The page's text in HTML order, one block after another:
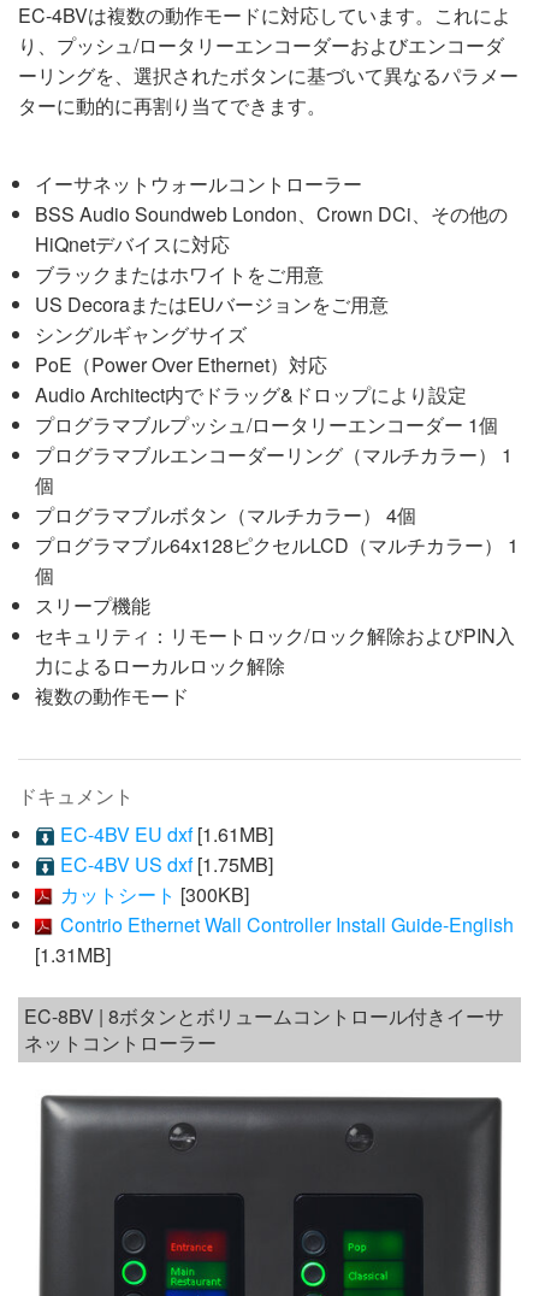
EC-4BVは複数の動作モードに対応しています。これによ
り、プッシュ/ロータリーエンコーダーおよびエンコーダ
ーリングを、選択されたボタンに基づいて異なるパラメー
ターに動的に再割り当てできます。
イーサネットウォールコントローラー
BSS Audio Soundweb London、Crown DCi、その他の
HiQnetデバイスに対応
ブラックまたはホワイトをご用意
US DecoraまたはEUバージョンをご用意
シングルギャングサイズ
PoE（Power Over Ethernet）対応
Audio Architect内でドラッグ&ドロップにより設定
プログラマブルプッシュ/ロータリーエンコーダー 1個
プログラマブルエンコーダーリング（マルチカラー） 1
個
プログラマブルボタン（マルチカラー） 4個
プログラマブル64x128ピクセルLCD（マルチカラー） 1
個
スリープ機能
セキュリティ：リモートロック/ロック解除およびPIN入
力によるローカルロック解除
複数の動作モード
ドキュメント
EC-4BV EU dxf[1.61MB]
EC-4BV US dxf[1.75MB]
カットシート [300KB]
Contrio Ethernet Wall Controller Install Guide-English
[1.31MB]
EC-8BV | 8ボタンとボリュームコントロール付きイーサ
ネットコントローラー